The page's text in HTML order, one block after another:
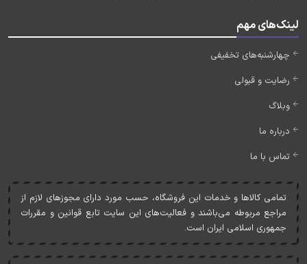
لینک‌های مهم
چهارشنبه‌های تخفیفی
رضایت و قبولی
وبلاگ
درباره ما
تماس با ما
تمامی کالاها و خدمات اين فروشگاه، حسب مورد دارای مجوزهای لازم از
مراجع مربوطه می‌باشند و فعاليت‌های اين سايت تابع قوانين و مقررات
جمهوری اسلامی ايران است.